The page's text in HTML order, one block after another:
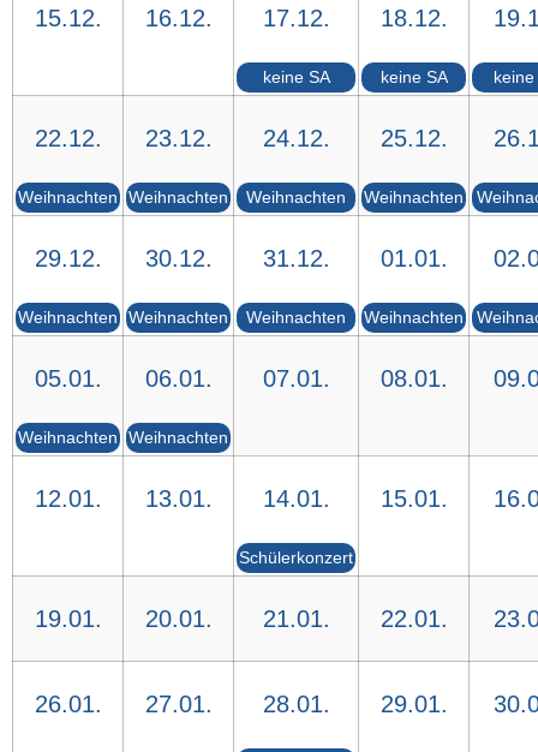
15.12. 16.12. 17.12.
keine SA
18.12.
keine SA keine
22.12.
Weihnachten
23.12.
Weihnachten
24.12.
Weihnachten
25.12.
Weihnachten
29.12.
Weihnachten
30.12.
Weihnachten
31.12.
Weihnachten
01.01.
Weihnachten
05.01.
Weihnachten
06.01.
Weihnachten
07.01. 08.01.
12.01. 13.01. 14.01.
Schülerkonzert
15.01.
19.01. 20.01. 21.01. 22.01.
26.01. 27.01. 28.01. 29.01.